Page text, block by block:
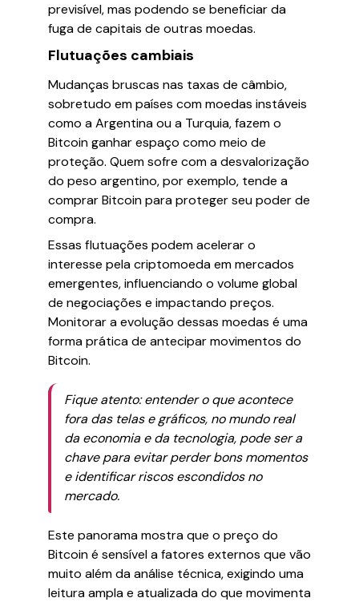
previsível, mas podendo se beneficiar da
fuga de capitais de outras moedas.
Flutuações cambiais
Mudanças bruscas nas taxas de câmbio,
sobretudo em países com moedas instáveis
como a Argentina ou a Turquia, fazem o
Bitcoin ganhar espaço como meio de
proteção. Quem sofre com a desvalorização
do peso argentino, por exemplo, tende a
comprar Bitcoin para proteger seu poder de
compra.
Essas flutuações podem acelerar o
interesse pela criptomoeda em mercados
emergentes, influenciando o volume global
de negociações e impactando preços.
Monitorar a evolução dessas moedas é uma
forma prática de antecipar movimentos do
Bitcoin.
Fique atento: entender o que acontece
fora das telas e gráficos, no mundo real
da economia e da tecnologia, pode ser a
chave para evitar perder bons momentos
e identificar riscos escondidos no
mercado.
Este panorama mostra que o preço do
Bitcoin é sensível a fatores externos que vão
muito além da análise técnica, exigindo uma
leitura ampla e atualizada do que movimenta